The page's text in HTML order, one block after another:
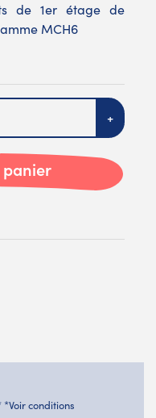
de 1er étage de
MCH6
+
conditions